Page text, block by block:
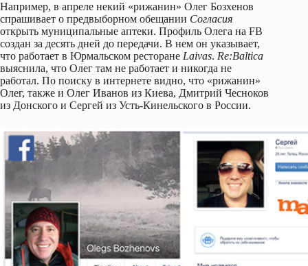
Например, в апреле некий «рижанин» Олег Бозхенов
спрашивает о предвыборном обещании Согласия
открыть муниципальные аптеки. Профиль Олега на FB
создан за десять дней до передачи. В нем он указывает,
что работает в Юрмальском ресторане Laivas. Re:Baltica
выяснила, что Олег там не работает и никогда не
работал. По поиску в интернете видно, что «рижанин»
Олег, также и Олег Иванов из Киева, Дмитрий Чесноков
из Донского и Сергей из Усть-Кинельского в России.